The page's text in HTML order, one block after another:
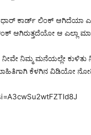
ಕಾರ್ಡ್ ಲಿಂಕ್ ಆಗಿದೆಯಾ
ಆಗಿರುತ್ತದೆಯೋ ಆ ಎಲ್ಲಾ
ನಿಮ್ಮ ಮನೆಯಲ್ಲೇ
ಮಾಹಿತಿಗಾಗಿ ಕೆಳಗಿನ ವಿಡಿಯೋ